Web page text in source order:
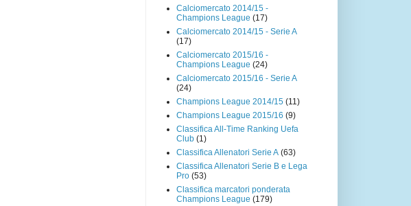
Calciomercato 2014/15 -
Champions League (17)
Calciomercato 2014/15 - Serie A
(17)
Calciomercato 2015/16 -
Champions League (24)
Calciomercato 2015/16 - Serie A
(24)
Champions League 2014/15 (11)
Champions League 2015/16 (9)
Classifica All-Time Ranking Uefa
Club (1)
Classifica Allenatori Serie A (63)
Classifica Allenatori Serie B e Lega
Pro (53)
Classifica marcatori ponderata
Champions League (179)